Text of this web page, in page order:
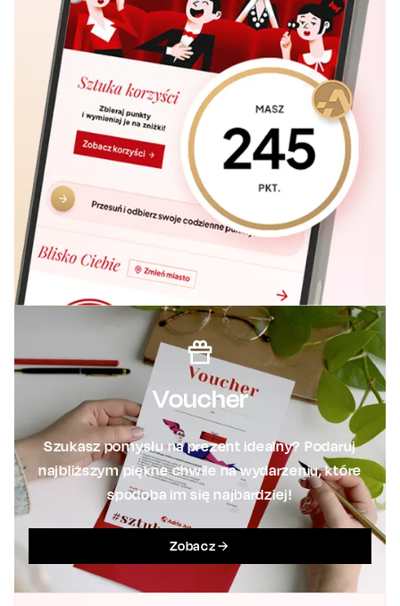
Voucher
Szukasz pomysłu na prezent idealny? Podaruj
najbliższym piękne chwile na wydarzeniu, które
spodoba im się najbardziej!
Zobacz